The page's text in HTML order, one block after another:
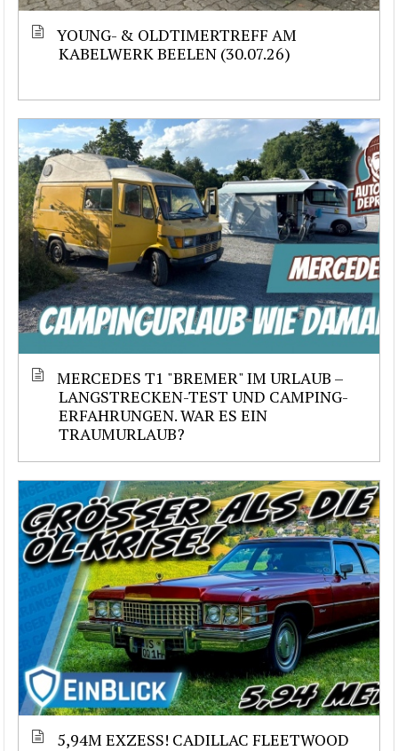
YOUNG- & OLDTIMERTREFF AM
KABELWERK BEELEN (30.07.26)
MERCEDES T1 "BREMER" IM URLAUB –
LANGSTRECKEN-TEST UND CAMPING-
ERFAHRUNGEN. WAR ES EIN
TRAUMURLAUB?
5,94M EXZESS! CADILLAC FLEETWOOD